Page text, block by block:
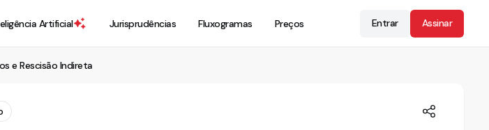
Artificial Jurisprudências Fluxogramas Preços Entrar Assinar
e Rescisão Indireta